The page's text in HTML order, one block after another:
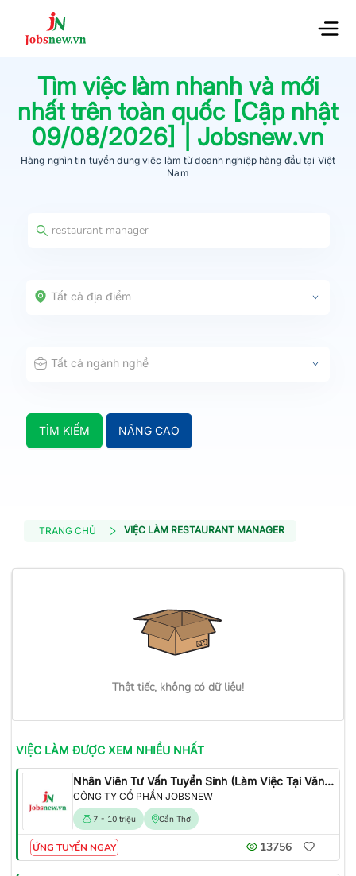
Tìm việc làm nhanh và mới
nhất trên toàn quốc [Cập nhật
09/08/2026] | Jobsnew.vn
Hàng nghìn tin tuyển dụng việc làm từdoanh nghiệp hàng đầu tại Việt
Nam
Tất cả địa điểm
Tất cả ngành nghề
TÌM KIẾM NÂNG CAO
TRANG CHỦ VIỆC LÀM RESTAURANT MANAGER
Thật tiếc, không có dữ liệu!
VIỆC LÀM ĐƯỢC XEM NHIỀU NHẤT
Nhân Viên Tư Vấn Tuyển Sinh (Làm Việc Tại Văn Phòng)
CÔNG TY CỔ PHẦN JOBSNEW
7 - 10 triệu Cần Thơ
ỨNG TUYỂN NGAY 13756